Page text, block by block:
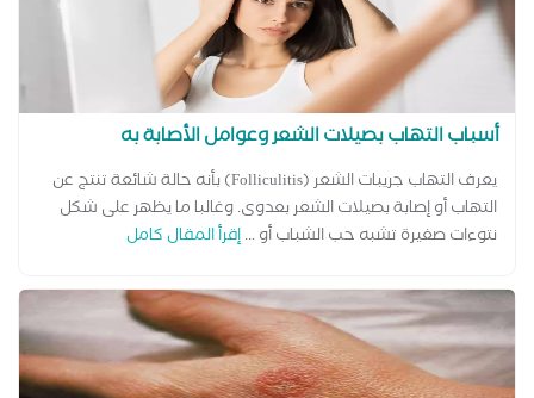
أسباب التهاب بصيلات الشعر وعوامل الأصابة به
يعرف التهاب جريبات الشعر (Folliculitis) بأنه حالة شائعة تنتج عن
التهاب أو إصابة بصيلات الشعر بعدوى. وغالبا ما يظهر على شكل
نتوءات صغيرة تشبه حب الشباب أو ...إقرأ المقال كامل